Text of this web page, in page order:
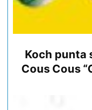
Koch punta
Cous Cous